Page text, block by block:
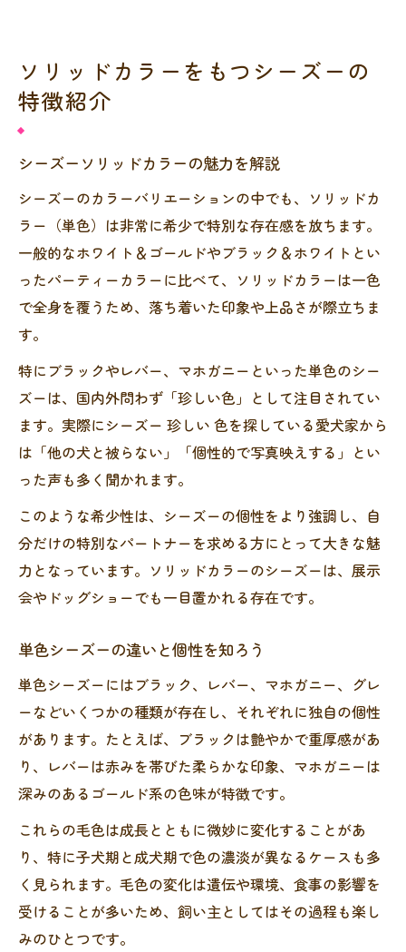
ソリッドカラーをもつシーズーの
特徴紹介
シーズーソリッドカラーの魅力を解説
シーズーのカラーバリエーションの中でも、ソリッドカ
ラー（単色）は非常に希少で特別な存在感を放ちます。
一般的なホワイト＆ゴールドやブラック＆ホワイトとい
ったパーティーカラーに比べて、ソリッドカラーは一色
で全身を覆うため、落ち着いた印象や上品さが際立ちま
す。
特にブラックやレバー、マホガニーといった単色のシー
ズーは、国内外問わず「珍しい色」として注目されてい
ます。実際にシーズー 珍しい 色を探している愛犬家から
は「他の犬と被らない」「個性的で写真映えする」とい
った声も多く聞かれます。
このような希少性は、シーズーの個性をより強調し、自
分だけの特別なパートナーを求める方にとって大きな魅
力となっています。ソリッドカラーのシーズーは、展示
会やドッグショーでも一目置かれる存在です。
単色シーズーの違いと個性を知ろう
単色シーズーにはブラック、レバー、マホガニー、グレ
ーなどいくつかの種類が存在し、それぞれに独自の個性
があります。たとえば、ブラックは艶やかで重厚感があ
り、レバーは赤みを帯びた柔らかな印象、マホガニーは
深みのあるゴールド系の色味が特徴です。
これらの毛色は成長とともに微妙に変化することがあ
り、特に子犬期と成犬期で色の濃淡が異なるケースも多
く見られます。毛色の変化は遺伝や環境、食事の影響を
受けることが多いため、飼い主としてはその過程も楽し
みのひとつです。